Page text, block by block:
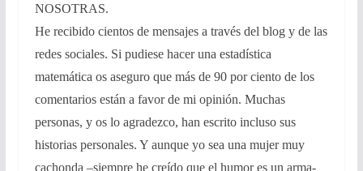
NOSOTRAS.
He recibido cientos de mensajes a través del blog y de las
redes sociales. Si pudiese hacer una estadística
matemática os aseguro que más de 90 por ciento de los
comentarios están a favor de mi opinión. Muchas
personas, y os lo agradezco, han escrito incluso sus
historias personales. Y aunque yo sea una mujer muy
cachonda –siempre he creído que el humor es un arma-